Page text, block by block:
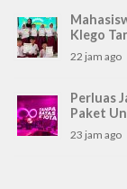
Klego
22 jam ago
Perluas
Paket
23 jam ago